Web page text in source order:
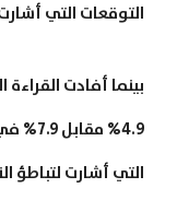
التوقعات التي أشارت
بينما أفادت
4.9%
التي أشارت لتباطؤ